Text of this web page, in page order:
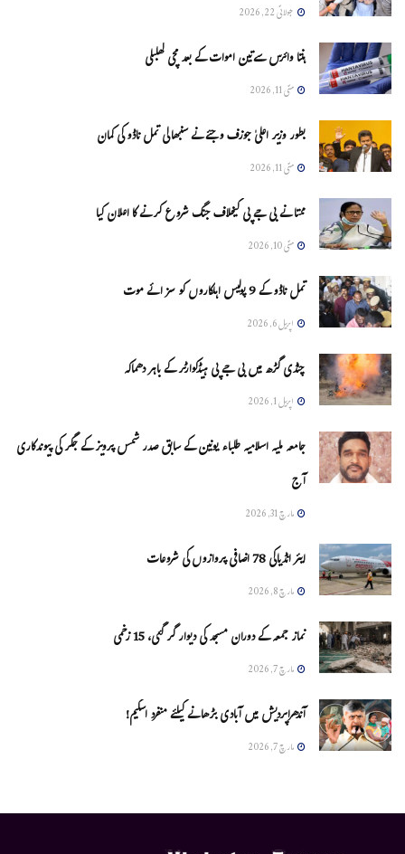
جولائی 22, 2026
ہنتا وائرس سےتین اموات کے بعد مچی کھلبلی
مئی 11, 2026
بطور وزیر اعلیٰ جوزف وجئے نے سنبھالی تمل ناڈو کی کمان
مئی 11, 2026
ممتا نے بی جے پی کیخلاف جنگ شروع کرنے کا اعلان کیا
مئی 10, 2026
تمل ناڈو کے 9 پولیس اہلکاروں کو سزائے موت
اپریل 6, 2026
چنڈی گڑھ میں بی جے پی ہیڈکوارٹر کے باہر دھماکہ
اپریل 1, 2026
جامعہ ملیہ اسلامیہ طلباء یونین کے سابق صدر شمس پرویز کے جگر کی پیوندکاری
آج
مارچ 31, 2026
ایئر انڈیاکی 78 اضافی پروازوں کی شروعات
مارچ 8, 2026
نماز جمعہ کے دوران مسجد کی دیوار گر گئی، 15 زخمی
مارچ 7, 2026
آندھراپردیش میں آبادی بڑھانے کیلئے منفرد اسکیم!
مارچ 7, 2026